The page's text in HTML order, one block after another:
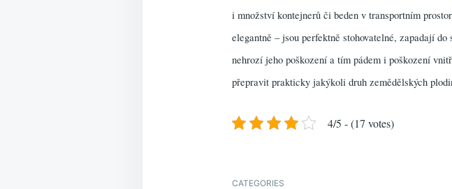
i množství kontejnerů či beden v transportním
elegantně – jsou perfektně stohovatelné, zapadají
nehrozí jeho poškození a tím pádem i poškození
přepravit prakticky jakýkoli druh zemědělských
4/5 - (17 votes)
CATEGORIES